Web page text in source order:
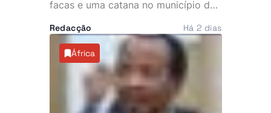
facas e uma catana no município do
atribuído a um grupo de marginais
conhecido por “UTT de Matar”,
ocorreu a escassos metros de um
piquete da Polícia, facto que motivou
denúncias de alegada falta de
intervenção por parte de um agente.
Redacção Há 2 dias
África